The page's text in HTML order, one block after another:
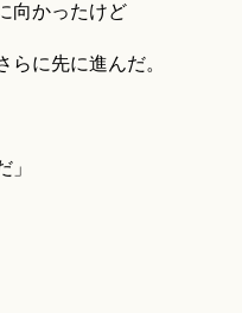
向かったけど
に先に進んだ。
」